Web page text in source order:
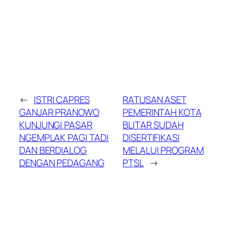
← ISTRI CAPRES
GANJAR PRANOWO
KUNJUNGI PASAR
NGEMPLAK PAGI TADI
DAN BERDIALOG
DENGAN PEDAGANG
RATUSAN ASET
PEMERINTAH KOTA
BLITAR SUDAH
DISERTIFIKASI
MELALUI PROGRAM
PTSL →